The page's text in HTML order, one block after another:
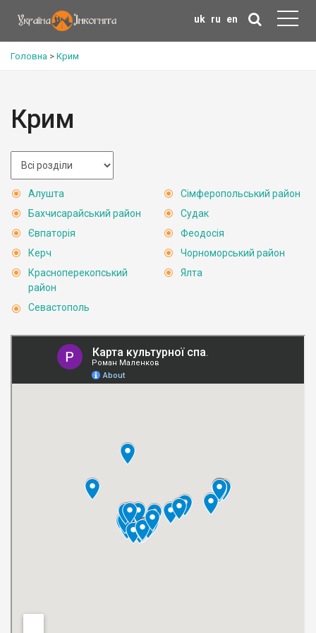
uk ru en
Головна > Крим
Крим
Алушта
Бахчисарайський район
Євпаторія
Керч
Красноперекопський
район
Севастополь
Сімферопольський район
Судак
Феодосія
Чорноморський район
Ялта